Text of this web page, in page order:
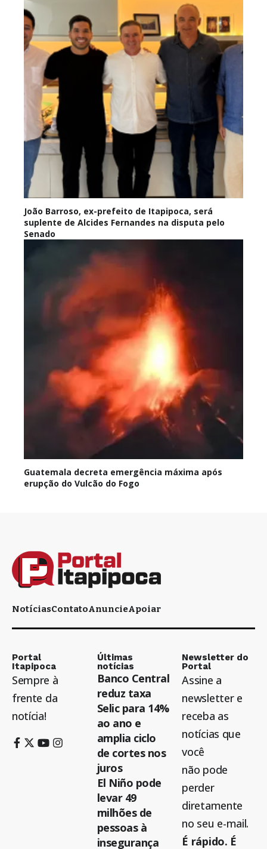
João Barroso, ex-prefeito de Itapipoca, será
suplente de Alcides Fernandes na disputa pelo
Senado
Guatemala decreta emergência máxima após
erupção do Vulcão do Fogo
NotíciasContatoAnuncieApoiar
Portal
Itapipoca
Sempre à
frente da
notícia!
Últimas
notícias
Banco Central
reduz taxa
Selic para 14%
ao ano e
amplia ciclo
de cortes nos
juros
El Niño pode
levar 49
milhões de
pessoas à
insegurança
Newsletter do
Portal
Assine a
newsletter e
receba as
notícias que
você
não pode
perder
diretamente
no seu e-mail.
É rápido. É